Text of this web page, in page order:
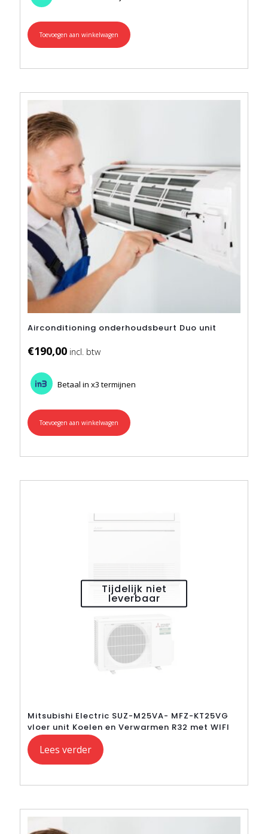
Toevoegen aan winkelwagen
Airconditioning onderhoudsbeurt Duo unit
€190,00
Betaal in x3 termijnen
Toevoegen aan winkelwagen
Tijdelijk niet
leverbaar
Mitsubishi Electric SUZ-M25VA- MFZ-KT25VG
vloer unit Koelen en Verwarmen R32 met WIFI
Lees verder